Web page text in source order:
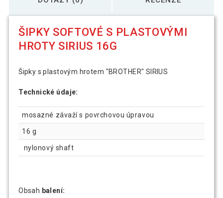
ŠIPKY SOFTOVÉ S PLASTOVÝMI
HROTY SIRIUS 16G
Šipky s plastovým hrotem "BROTHER" SIRIUS
Technické údaje:
mosazné závaží s povrchovou úpravou
16 g
nylonový shaft
Obsah balení: